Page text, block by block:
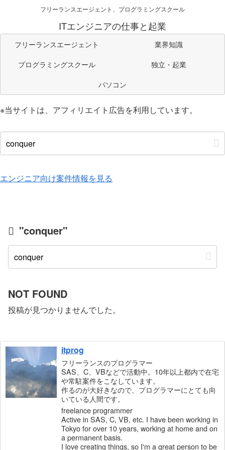
フリーランスエージェント、プログラミングスクール
ITエンジニアの仕事と起業
フリーランスエージェント
業界知識
プログラミングスクール
独立・起業
パソコン
※当サイトは、アフィリエイト広告を利用しています。
エンジニア向け案件情報を見る
"conquer"
NOT FOUND
投稿が見つかりませんでした。
itprog
フリーランスのプログラマー
SAS、C、VBなどで活動中。10年以上都内で在宅
や常駐案件をこなしています。
作るのが大好きなので、プログラマーにとても向
いている人間です。
freelance programmer
Active in SAS, C, VB, etc. I have been working in
Tokyo for over 10 years, working at home and on
a permanent basis.
I love creating things, so I'm a great person to be